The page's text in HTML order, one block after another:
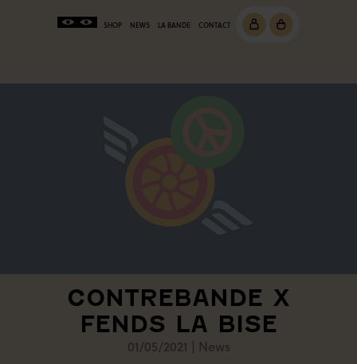
SHOP NEWS LA BANDE CONTACT
CONTREBANDE X
FENDS LA BISE
01/05/2021 | News